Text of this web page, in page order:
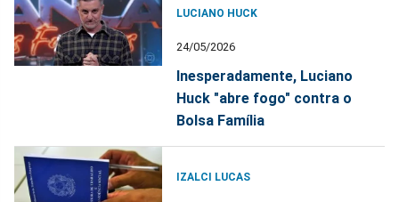
LUCIANO HUCK
24/05/2026
Inesperadamente, Luciano
Huck "abre fogo" contra o
Bolsa Família
IZALCI LUCAS